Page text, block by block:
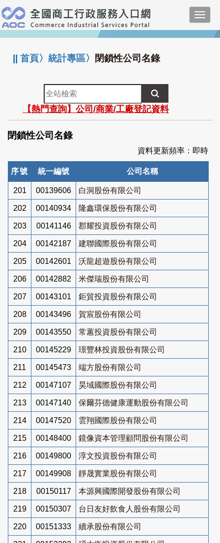
跳
到
主
要
:::
||首頁〉統計專區〉 閉鎖性公司名錄
全
站
檢
索
【熱門查詢】公司/商業/工廠登記資料
閉鎖性公司名錄
資料更新頻率：即時
序號 統一編號 公司名稱
201 00139606 白洞股份有限公司
202 00140934 隆鑫環保股份有限公司
203 00141146 郡耀投資股份有限公司
204 00142187 建聯國際股份有限公司
205 00142601 沃龍超遊股份有限公司
206 00142882 米傑瑞股份有限公司
207 00143101 鉅貿投資股份有限公司
208 00143496 賀宸股份有限公司
209 00143550 常蕙投資股份有限公司
210 00145229 璟豐林投資股份有限公司
211 00145473 端方股份有限公司
212 00147107 昊域國際股份有限公司
213 00147140 保爾芬德健康運動股份有限公司
214 00147520 雲翔國際股份有限公司
215 00148400 鏡像資本管理顧問股份有限公司
216 00149800 淳文投資股份有限公司
217 00149908 靜晟實業股份有限公司
218 00150117 本源興國際開發股份有限公司
219 00150307 台日友好飲食人股份有限公司
220 00151333 續承股份有限公司